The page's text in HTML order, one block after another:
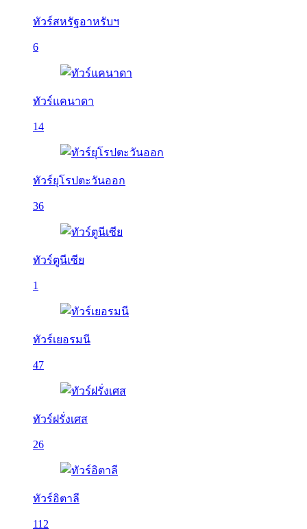
ทัวร์สหรัฐอาหรับฯ
6
ทัวร์แคนาดา
14
ทัวร์ยุโรปตะวันออก
36
ทัวร์ตูนีเซีย
1
ทัวร์เยอรมนี
47
ทัวร์ฝรั่งเศส
26
ทัวร์อิตาลี
112